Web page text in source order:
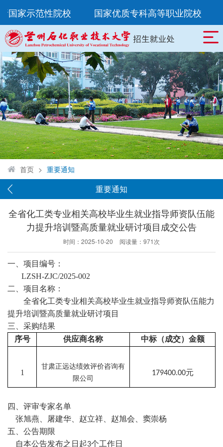
国家示范性院校 国家优质专科高等职业院校
首页 > 重要通知
重要通知
全省化工类专业相关高校毕业生就业指导师资队伍能
力提升培训暨高质量就业研讨项目成交公告
时间： 2025-10-20 阅读量： 971次
一、项目编号：
LZSH-ZJC/2025-002
二、项目名称：
全省化工类专业相关高校毕业生就业指导师资队伍能力
提升培训暨高质量就业研讨项目
三、采购结果
序号
供应商名称 中标（成交）金额
1
甘肃正远达绩效评价咨询有
限公司
179400.00元
四
、评审专家名单
张旭燕、屠建华、赵立祥、赵旭会、窦崇杨
五 、公告期限
自本公告发布之日起3个工作日